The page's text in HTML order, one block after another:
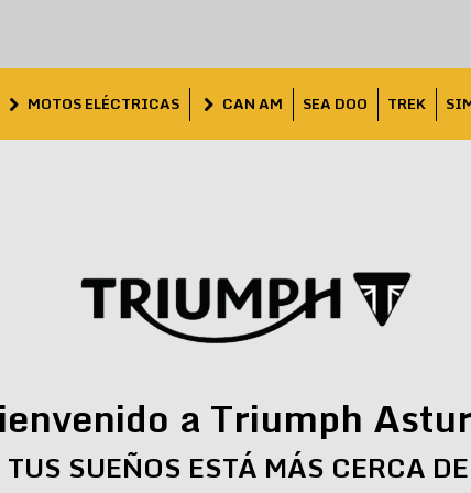
MOTOS ELÉCTRICAS CAN AM SEA DOO TREK
a Triumph
SUEÑOS ESTÁ MÁS CERCA